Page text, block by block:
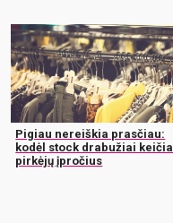
Pigiau nereiškia prasčiau:
kodėl stock drabužiai keičia
pirkėjų įpročius